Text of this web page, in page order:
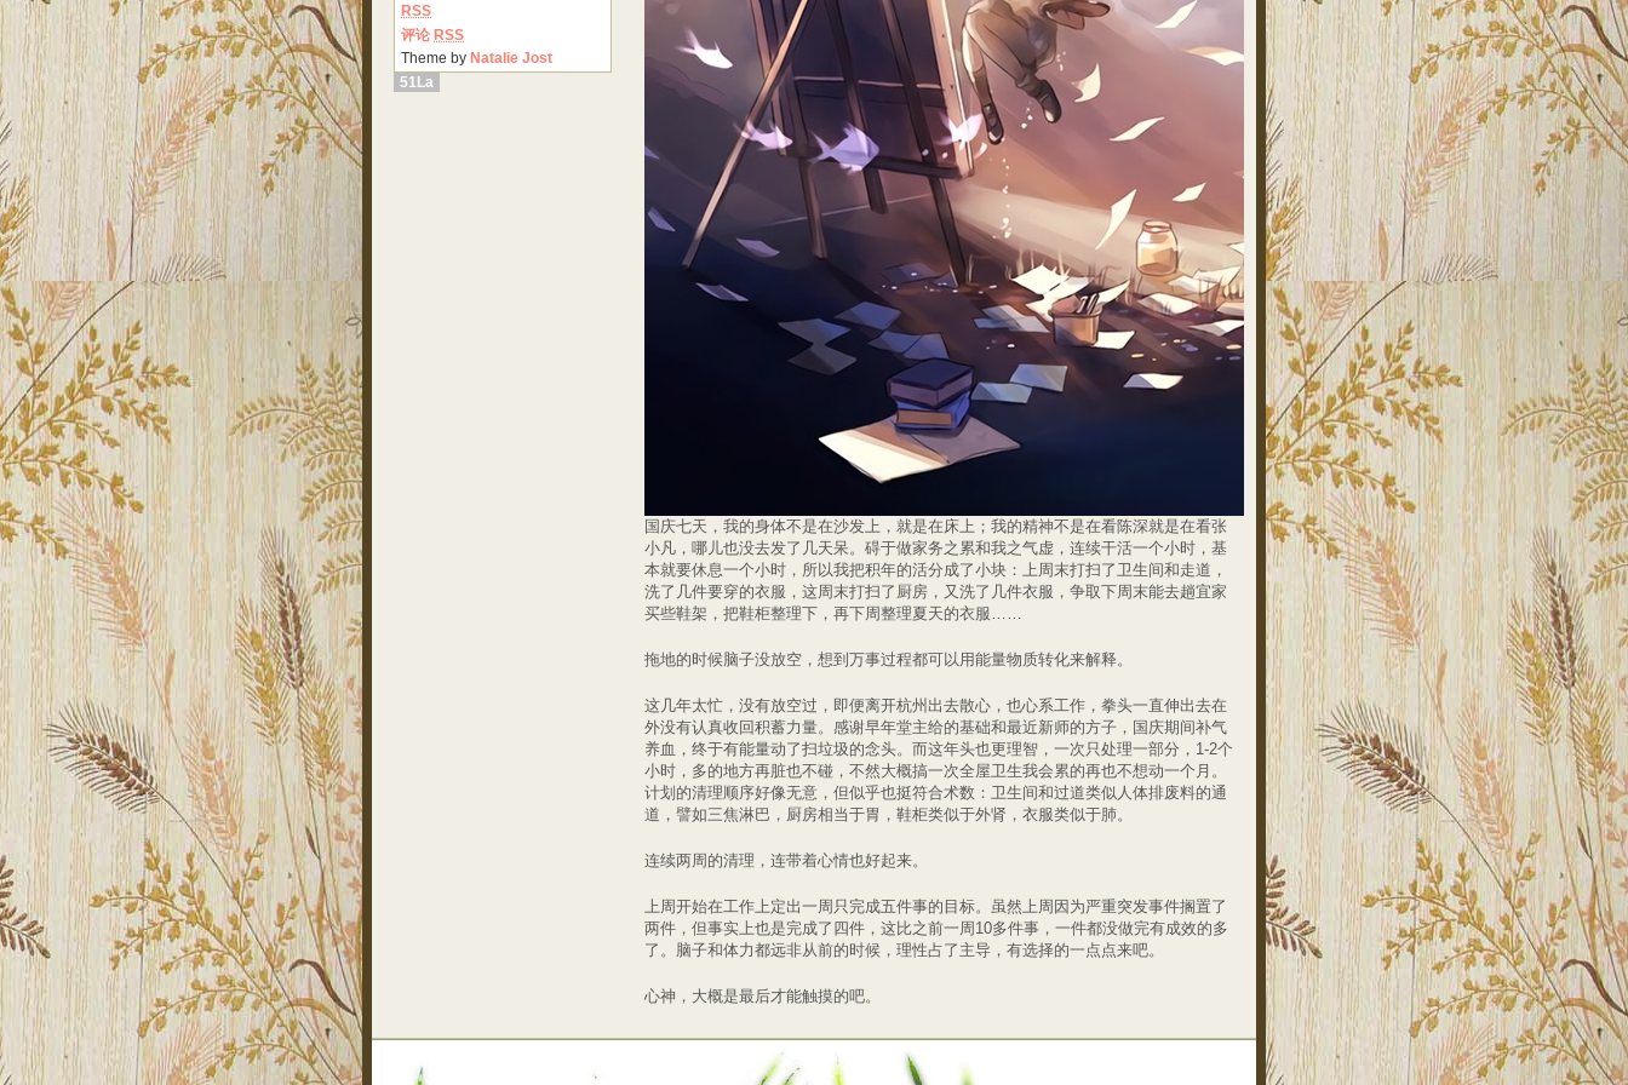
国庆七天，我的身体不是在沙发上，就是在床上；我的精神不是在看陈深就是在看张
小凡，哪儿也没去发了几天呆。碍于做家务之累和我之气虚，连续干活一个小时，基
本就要休息一个小时，所以我把积年的活分成了小块：上周末打扫了卫生间和走道，
洗了几件要穿的衣服，这周末打扫了厨房，又洗了几件衣服，争取下周末能去趟宜家
买些鞋架，把鞋柜整理下，再下周整理夏天的衣服……
拖地的时候脑子没放空，想到万事过程都可以用能量物质转化来解释。
这几年太忙，没有放空过，即便离开杭州出去散心，也心系工作，拳头一直伸出去在
外没有认真收回积蓄力量。感谢早年堂主给的基础和最近新师的方子，国庆期间补气
养血，终于有能量动了扫垃圾的念头。而这年头也更理智，一次只处理一部分，1-2个
小时，多的地方再脏也不碰，不然大概搞一次全屋卫生我会累的再也不想动一个月。
计划的清理顺序好像无意，但似乎也挺符合术数：卫生间和过道类似人体排废料的通
道，譬如三焦淋巴，厨房相当于胃，鞋柜类似于外肾，衣服类似于肺。
连续两周的清理，连带着心情也好起来。
上周开始在工作上定出一周只完成五件事的目标。虽然上周因为严重突发事件搁置了
两件，但事实上也是完成了四件，这比之前一周10多件事，一件都没做完有成效的多
了。脑子和体力都远非从前的时候，理性占了主导，有选择的一点点来吧。
心神，大概是最后才能触摸的吧。
RSS
评论 RSS
Theme by Natalie Jost
51La